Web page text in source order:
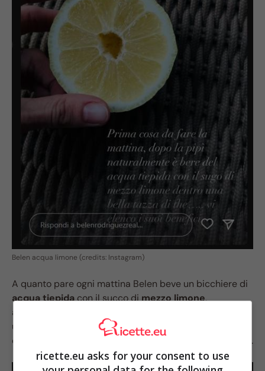
Belen acqua limone (credits: Instagram)
A quanto pare ogni mattina Belen beve un bicchiere di
acqua tiepidacon il succo dimezzo limone,
aggiungendolo alla sua
un’abitudine molto sana, che la conduttrice ha voluto
condividere, spiegandone anche i benefici nel dettaglio.
ricette.eu asks for your consent to use